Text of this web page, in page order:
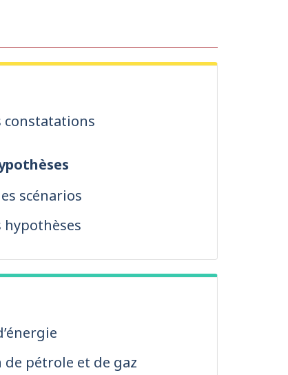
constatations
scénarios
hypothèses
de pétrole et de gaz